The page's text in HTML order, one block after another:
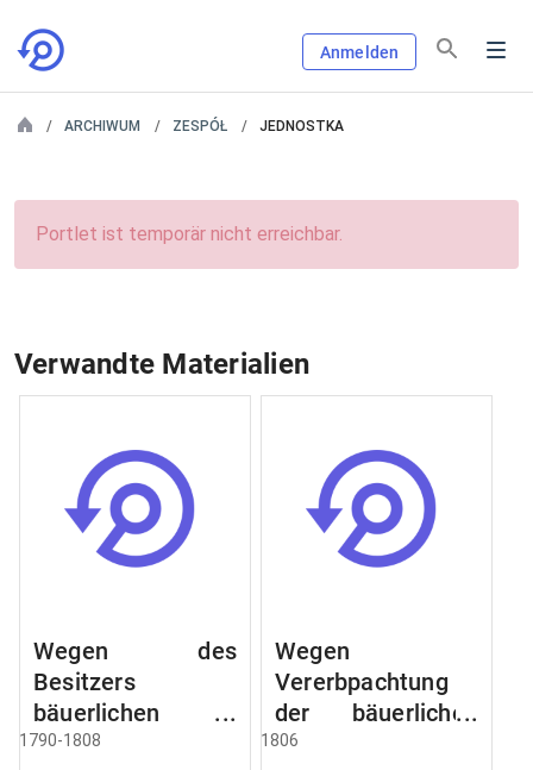
Anmelden
ARCHIWUM ZESPÓŁ JEDNOSTKA
Portlet ist temporär nicht erreichbar.
Verwandte Materialien
Wegen des
Besitzers
bäuerlichen
Grundstücke, den
1790-1808
Wegen
Vererbpachtung
der bäuerlichen
Grundstücke und
1806